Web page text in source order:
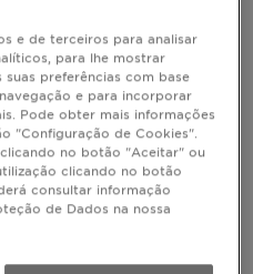
e de terceiros para analisar
para lhe mostrar
preferências com base
e para incorporar
Pode obter mais informações
"Configuração de Cookies".
no botão "Aceitar" ou
clicando no botão
consultar informação
de Dados na nossa